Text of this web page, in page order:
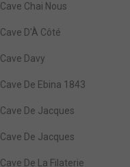
Cave Chai Nous
Cave D'À Côté
Cave Davy
Cave De Ebina 1843
Cave De Jacques
Cave De Jacques
Cave De La Filaterie